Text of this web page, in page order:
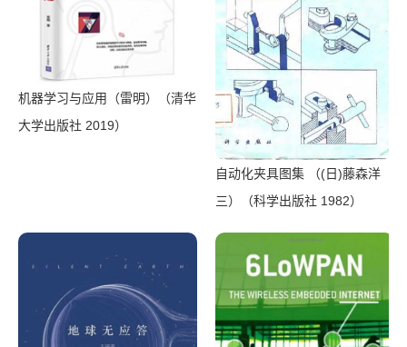
机器学习与应用（雷明）（清华
大学出版社 2019）
自动化夹具图集 （(日)藤森洋
三）（科学出版社 1982）